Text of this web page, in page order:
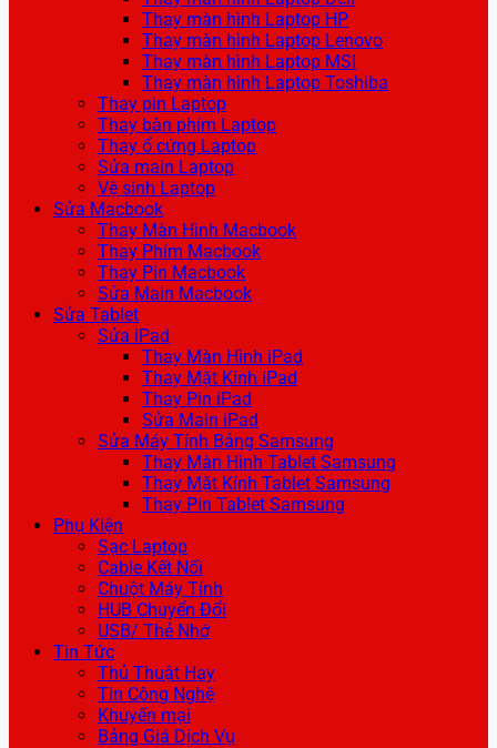
Thay màn hình Laptop HP
Thay màn hình Laptop Lenovo
Thay màn hình Laptop MSI
Thay màn hình Laptop Toshiba
Thay pin Laptop
Thay bàn phím Laptop
Thay ổ cứng Laptop
Sửa main Laptop
Vệ sinh Laptop
Sửa Macbook
Thay Màn Hình Macbook
Thay Phím Macbook
Thay Pin Macbook
Sửa Main Macbook
Sửa Tablet
Sửa iPad
Thay Màn Hình iPad
Thay Mặt Kính iPad
Thay Pin iPad
Sửa Main iPad
Sửa Máy Tính Bảng Samsung
Thay Màn Hình Tablet Samsung
Thay Mặt Kính Tablet Samsung
Thay Pin Tablet Samsung
Phụ Kiện
Sạc Laptop
Cable Kết Nối
Chuột Máy Tính
HUB Chuyển Đổi
USB/ Thẻ Nhớ
Tin Tức
Thủ Thuật Hay
Tin Công Nghệ
Khuyến mại
Bảng Giá Dịch Vụ